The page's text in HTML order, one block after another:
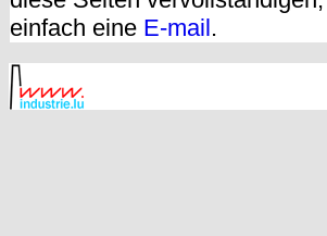
einfach eine E-mail.